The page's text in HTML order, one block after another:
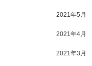
2021年5月
2021年4月
2021年3月